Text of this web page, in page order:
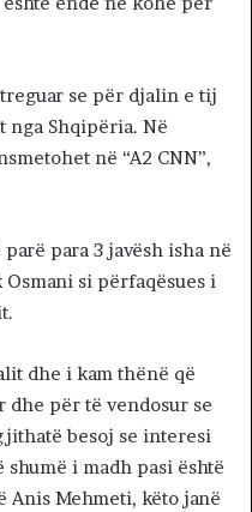
se për djalin e tij
Shqipëria. Në
në “A2 CNN”,
para 3 javësh isha në
si përfaqësues i
dhe i kam thënë që
dhe për të vendosur se
besoj se interesi
i madh pasi është
Anis Mehmeti, këto janë